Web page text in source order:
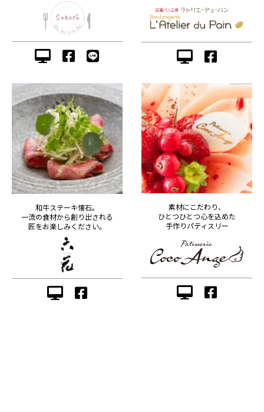
和牛ステーキ懐石。
一流の食材から創り出される
匠をお楽しみください。
素材にこだわり、
ひとつひとつ心を込めた
手作りパティスリー